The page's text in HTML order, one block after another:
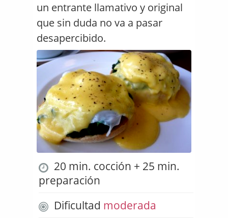
un entrante llamativo y original
que sin duda no va a pasar
desapercibido.
20 min. cocción + 25 min.
preparación
Dificultad moderada